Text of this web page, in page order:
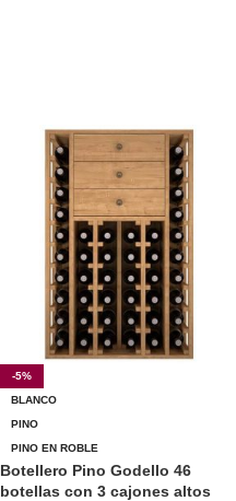
-5%
BLANCO
PINO
PINO EN ROBLE
Botellero Pino Godello 46
botellas con 3 cajones altos